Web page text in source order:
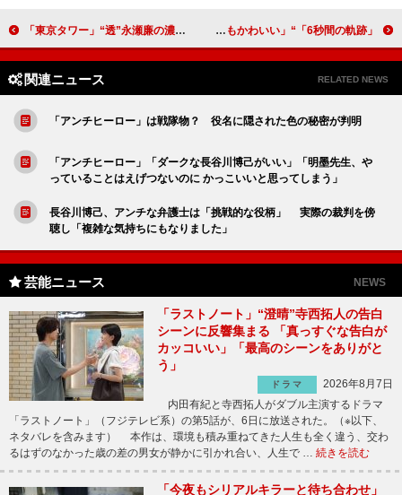
「東京タワー」“透”永瀬廉の濃厚ラブシーンにもん絶 「私の全細胞が興奮した」「美し過ぎて心臓が持たない」 「6秒間の軌跡」“ひかり”役を演じる本田翼が「ハマり役」 「このドラマの本田翼が好き」「星太郎に怒ってる姿もかわいい」
関連ニュース RELATED NEWS
「アンチヒーロー」は戦隊物？ 役名に隠された色の秘密が判明
「アンチヒーロー」「ダークな長谷川博己がいい」「明墨先生、や
っていることはえげつないのに かっこいいと思ってしまう」
長谷川博己、アンチな弁護士は「挑戦的な役柄」 実際の裁判を傍
聴し「複雑な気持ちにもなりました」
芸能ニュース NEWS
「ラストノート」“澄晴”寺西拓人の告白
シーンに反響集まる 「真っすぐな告白が
カッコいい」「最高のシーンをありがと
う」
ドラマ
2026年8月7日
内田有紀と寺西拓人がダブル主演するドラマ
「ラストノート」（フジテレビ系）の第5話が、6日に放送された。（※以下、
ネタバレを含みます） 本作は、環境も積み重ねてきた人生も全く違う、交わ
るはずのなかった歳の差の男女が静かに引かれ合い、人生で … 続きを読む
「今夜もシリアルキラーと待ち合わせ」